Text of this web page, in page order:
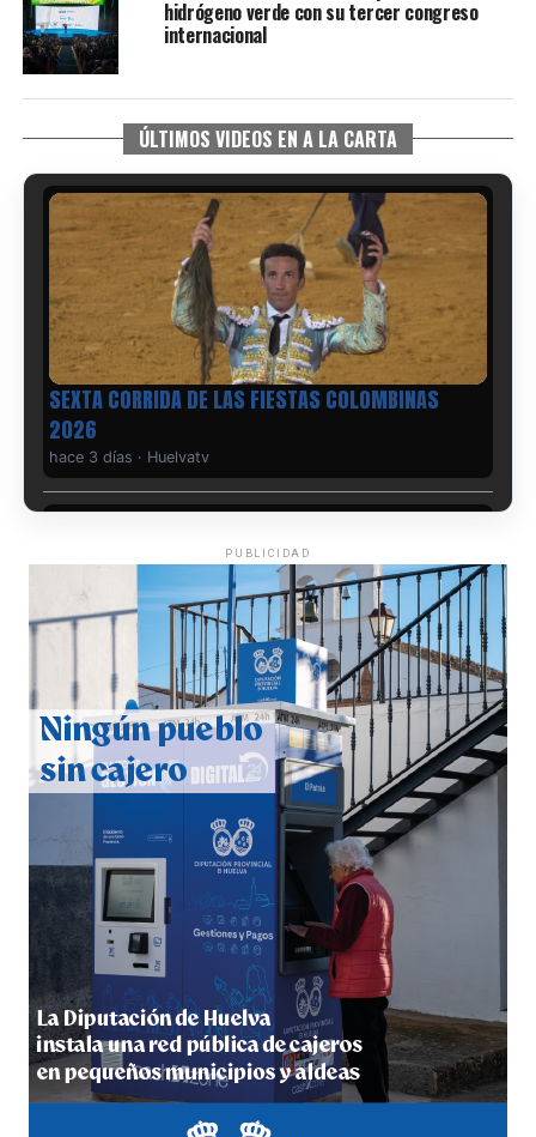
hidrógeno verde con su tercer congreso
internacional
ÚLTIMOS VIDEOS EN A LA CARTA
6º DÍA DE LAS FIESTAS COLOMBINAS 2026
hace 3 días
QUINTA CORRIDA DE LAS FIESTAS COLOMBINAS
2026
hace 3 días·Huelvatv
5º DÍA DE LAS FIESTAS COLOMBINAS 2026
hace 4 días·Huelvatv
PUBLICIDAD